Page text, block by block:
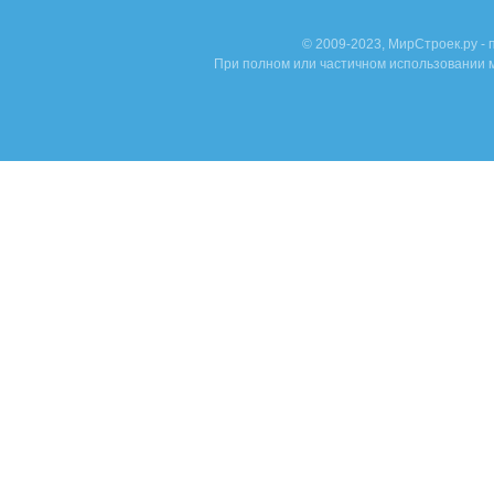
© 2009-2023, МирСтроек.ру -
При полном или частичном использовании